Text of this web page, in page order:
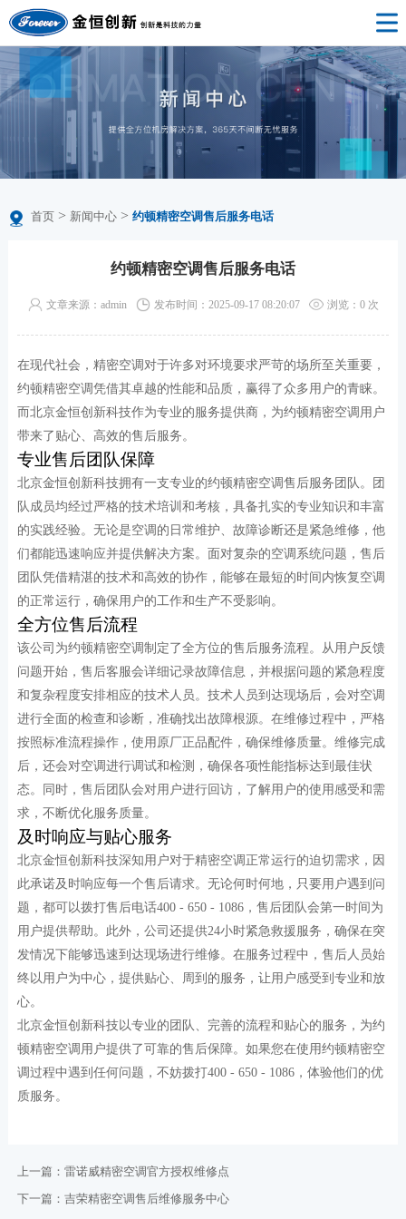
首页> 新闻中心> 约顿精密空调售后服务电话
约顿精密空调售后服务电话
文章来源：admin 发布时间：2025-09-17 08:20:07 浏览： 0次
在现代社会，精密空调对于许多对环境要求严苛的场所至关重要，
约顿精密空调凭借其卓越的性能和品质，赢得了众多用户的青睐。
而北京金恒创新科技作为专业的服务提供商，为约顿精密空调用户
带来了贴心、高效的售后服务。
专业售后团队保障
北京金恒创新科技拥有一支专业的约顿精密空调售后服务团队。团
队成员均经过严格的技术培训和考核，具备扎实的专业知识和丰富
的实践经验。无论是空调的日常维护、故障诊断还是紧急维修，他
们都能迅速响应并提供解决方案。面对复杂的空调系统问题，售后
团队凭借精湛的技术和高效的协作，能够在最短的时间内恢复空调
的正常运行，确保用户的工作和生产不受影响。
全方位售后流程
该公司为约顿精密空调制定了全方位的售后服务流程。从用户反馈
问题开始，售后客服会详细记录故障信息，并根据问题的紧急程度
和复杂程度安排相应的技术人员。技术人员到达现场后，会对空调
进行全面的检查和诊断，准确找出故障根源。在维修过程中，严格
按照标准流程操作，使用原厂正品配件，确保维修质量。维修完成
后，还会对空调进行调试和检测，确保各项性能指标达到最佳状
态。同时，售后团队会对用户进行回访，了解用户的使用感受和需
求，不断优化服务质量。
及时响应与贴心服务
北京金恒创新科技深知用户对于精密空调正常运行的迫切需求，因
此承诺及时响应每一个售后请求。无论何时何地，只要用户遇到问
题，都可以拨打售后电话400 - 650 - 1086，售后团队会第一时间为
用户提供帮助。此外，公司还提供24小时紧急救援服务，确保在突
发情况下能够迅速到达现场进行维修。在服务过程中，售后人员始
终以用户为中心，提供贴心、周到的服务，让用户感受到专业和放
心。
北京金恒创新科技以专业的团队、完善的流程和贴心的服务，为约
顿精密空调用户提供了可靠的售后保障。如果您在使用约顿精密空
调过程中遇到任何问题，不妨拨打400 - 650 - 1086，体验他们的优
质服务。
上一篇： 雷诺威精密空调官方授权维修点
下一篇： 吉荣精密空调售后维修服务中心